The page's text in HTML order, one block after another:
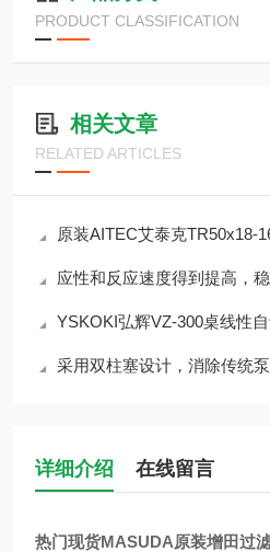
PRODUCT CLASSIFICATION
相关文章
RELATED ARTICLES
原装AITEC艾泰克TR50x18-
应性和反应速度得到提高，稳定
YSKOKI弘辉VZ-300桌线性自动送料机一款
采用双柱塞设计，消除传统泵的流量波
详细介绍 在线留言
热门现货MASUDA原装增田过